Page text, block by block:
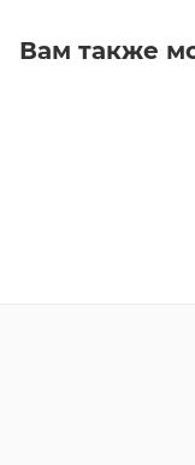
Вам также